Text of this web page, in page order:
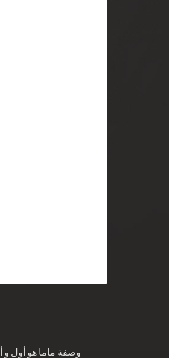
وصفة ماما هو أول و